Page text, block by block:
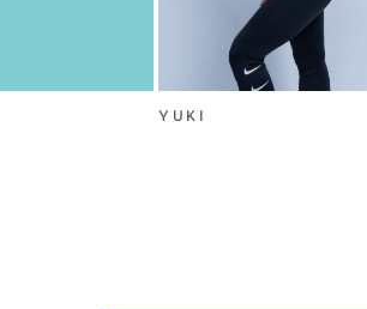
YUKI